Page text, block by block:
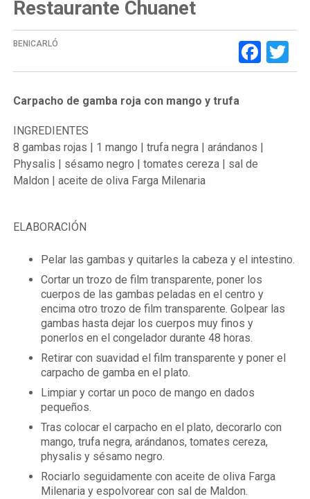
Restaurante Chuanet
BENICARLÓ
Carpacho de gamba roja con mango y trufa
INGREDIENTES
8 gambas rojas | 1 mango | trufa negra | arándanos |
Physalis | sésamo negro | tomates cereza | sal de
Maldon | aceite de oliva Farga Milenaria
ELABORACIÓN
Pelar las gambas y quitarles la cabeza y el intestino.
Cortar un trozo de film transparente, poner los
cuerpos de las gambas peladas en el centro y
encima otro trozo de film transparente. Golpear las
gambas hasta dejar los cuerpos muy finos y
ponerlos en el congelador durante 48 horas.
Retirar con suavidad el film transparente y poner el
carpacho de gamba en el plato.
Limpiar y cortar un poco de mango en dados
pequeños.
Tras colocar el carpacho en el plato, decorarlo con
mango, trufa negra, arándanos, tomates cereza,
physalis y sésamo negro.
Rociarlo seguidamente con aceite de oliva Farga
Milenaria y espolvorear con sal de Maldon.